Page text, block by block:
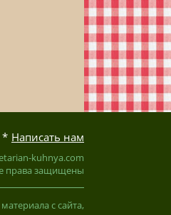
Написать нам
kuhnya.com
права защищены
с сайта,